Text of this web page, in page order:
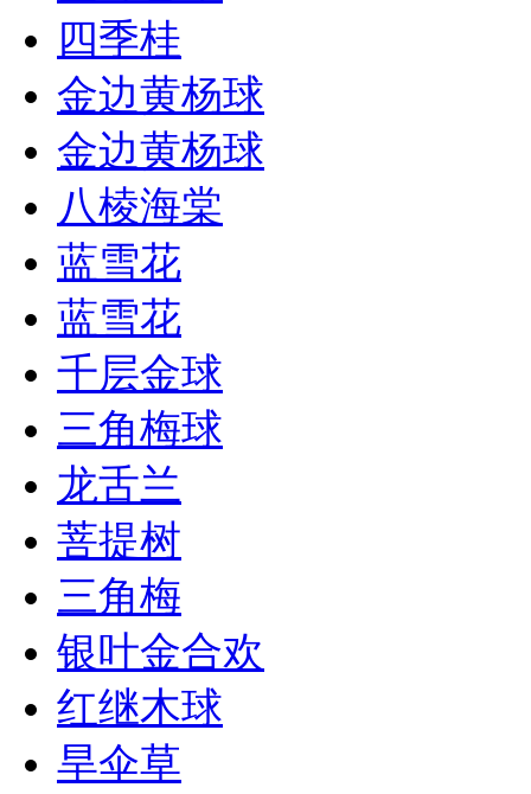
四季桂
金边黄杨球
金边黄杨球
八棱海棠
蓝雪花
蓝雪花
千层金球
三角梅球
龙舌兰
菩提树
三角梅
银叶金合欢
红继木球
旱伞草